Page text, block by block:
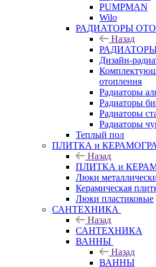
PUMPMAN
Wilo
РАДИАТОРЫ
Назад
Дизайн-
отопления
Радиаторы
Радиаторы
Радиаторы
Радиаторы
Теплый пол
ПЛИТКА и
Назад
ПЛИТКА и
Люки
Керамическая
Люки пластиковые
САНТЕХНИКА
Назад
САНТЕХНИКА
ВАННЫ
Назад
ВАННЫ